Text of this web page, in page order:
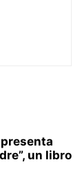
un libro